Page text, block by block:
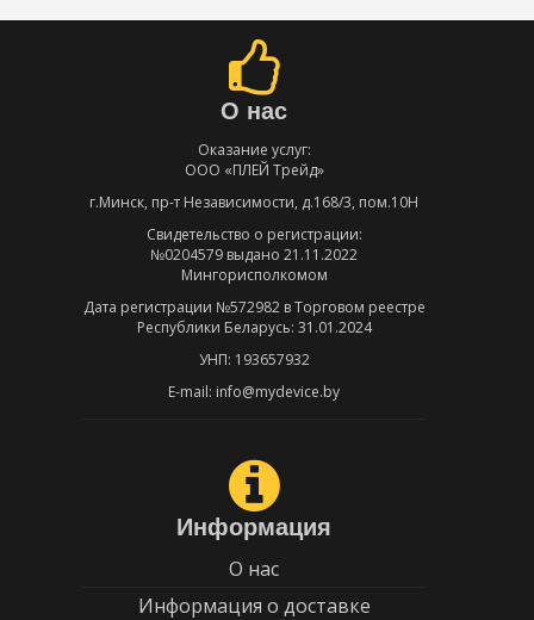
О нас
Оказание услуг:
ООО «ПЛЕЙ Трейд»
г.Минск, пр-т Независимости, д.168/3, пом.10Н
Свидетельство о регистрации:
№0204579 выдано 21.11.2022
Мингорисполкомом
Дата регистрации №572982 в Торговом реестре
Республики Беларусь: 31.01.2024
УНП: 193657932
E-mail: info@mydevice.by
Информация
О нас
Информация о доставке